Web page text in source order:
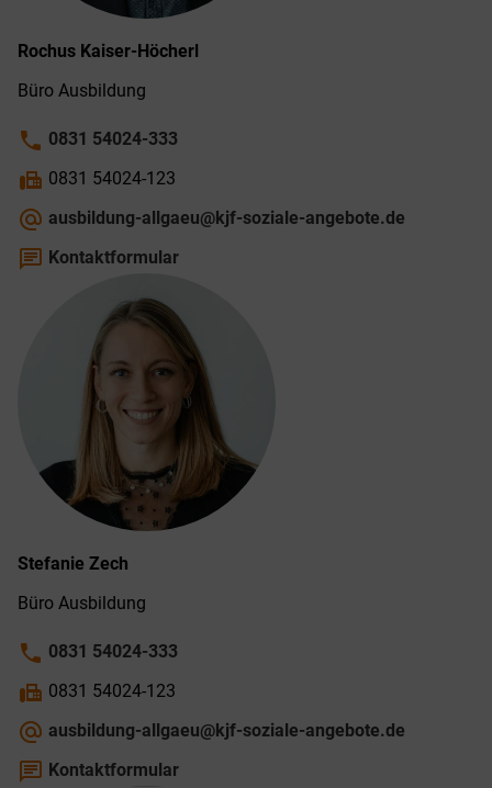
Rochus Kaiser-Höcherl
Büro Ausbildung
phone 0831 54024-333
fax 0831 54024-123
alternate_email ausbildung-allgaeu@kjf-soziale-angebote.de
chat Kontaktformular
Stefanie Zech
Büro Ausbildung
phone 0831 54024-333
fax 0831 54024-123
alternate_email ausbildung-allgaeu@kjf-soziale-angebote.de
chat Kontaktformular